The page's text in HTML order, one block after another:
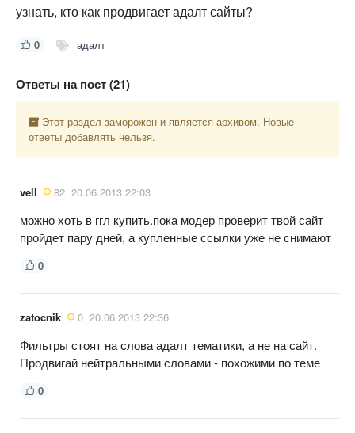
узнать, кто как продвигает адалт сайты?
0 адалт
Ответы на пост (21)
Этот раздел заморожен и является архивом. Новые
ответы добавлять нельзя.
vell 82 20.06.2013 22:03
можно хоть в ггл купить.пока модер проверит твой сайт
пройдет пару дней, а купленные ссылки уже не снимают
0
zatocnik 0 20.06.2013 22:36
Фильтры стоят на слова адалт тематики, а не на сайт.
Продвигай нейтральными словами - похожими по теме
0